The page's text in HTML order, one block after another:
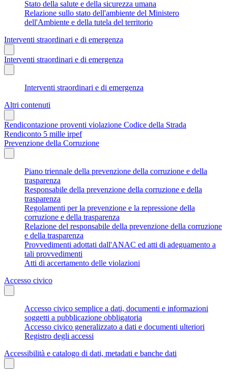
Stato della salute e della sicurezza umana
Relazione sullo stato dell'ambiente del Ministero
dell'Ambiente e della tutela del territorio
Interventi straordinari e di emergenza
Interventi straordinari e di emergenza
Interventi straordinari e di emergenza
Altri contenuti
Rendicontazione proventi violazione Codice della Strada
Rendiconto 5 mille irpef
Prevenzione della Corruzione
Piano triennale della prevenzione della corruzione e della
trasparenza
Responsabile della prevenzione della corruzione e della
trasparenza
Regolamenti per la prevenzione e la repressione della
corruzione e della trasparenza
Relazione del responsabile della prevenzione della corruzione
e della trasparenza
Provvedimenti adottati dall'ANAC ed atti di adeguamento a
tali provvedimenti
Atti di accertamento delle violazioni
Accesso civico
Accesso civico semplice a dati, documenti e informazioni
soggetti a pubblicazione obbligatoria
Accesso civico generalizzato a dati e documenti ulteriori
Registro degli accessi
Accessibilità e catalogo di dati, metadati e banche dati